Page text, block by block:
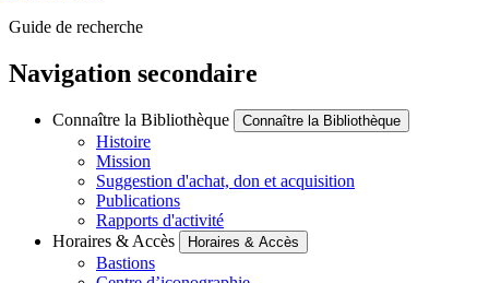
Guide de recherche
Navigation secondaire
Connaître la Bibliothèque Connaître la Bibliothèque
Histoire
Mission
Suggestion d'achat, don et acquisition
Publications
Rapports d'activité
Horaires & Accès
Horaires & Accès
Bastions